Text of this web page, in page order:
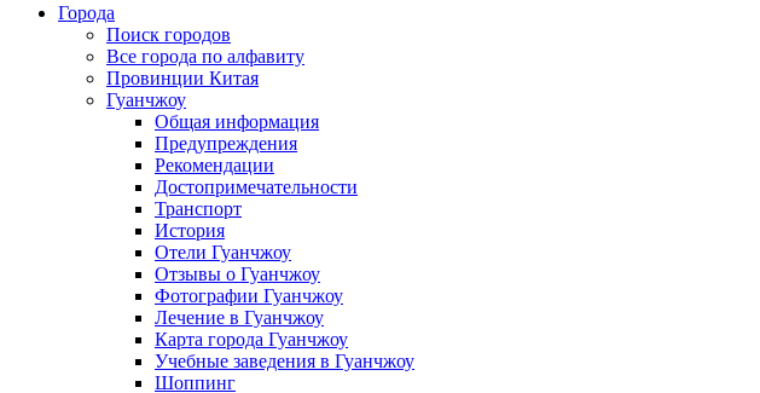
Города
Поиск городов
Все города по алфавиту
Провинции Китая
Гуанчжоу
Общая информация
Предупреждения
Рекомендации
Достопримечательности
Транспорт
История
Отели Гуанчжоу
Отзывы о Гуанчжоу
Фотографии Гуанчжоу
Лечение в Гуанчжоу
Карта города Гуанчжоу
Учебные заведения в Гуанчжоу
Шоппинг